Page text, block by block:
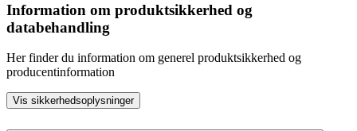
Information om produktsikkerhed og
databehandling
Her finder du information om generel produktsikkerhed og
producentinformation
Vis sikkerhedsoplysninger